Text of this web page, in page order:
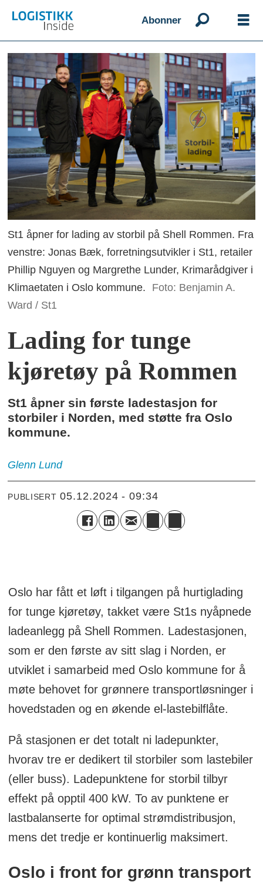
Abonner
St1 åpner for lading av storbil på Shell Rommen. Fra
venstre: Jonas Bæk, forretningsutvikler i St1, retailer
Phillip Nguyen og Margrethe Lunder, Krimarådgiver i
Klimaetaten i Oslo kommune.
Foto: Benjamin A.
Ward / St1
Lading for tunge
kjøretøy på Rommen
St1 åpner sin første ladestasjon for
storbiler i Norden, med støtte fra Oslo
kommune.
Glenn Lund
PUBLISERT 05.12.2024 - 09:34
Oslo har fått et løft i tilgangen på hurtiglading
for tunge kjøretøy, takket være St1s nyåpnede
ladeanlegg på Shell Rommen. Ladestasjonen,
som er den første av sitt slag i Norden, er
utviklet i samarbeid med Oslo kommune for å
møte behovet for grønnere transportløsninger i
hovedstaden og en økende el-lastebilflåte.
På stasjonen er det totalt ni ladepunkter,
hvorav tre er dedikert til storbiler som lastebiler
(eller buss). Ladepunktene for storbil tilbyr
effekt på opptil 400 kW. To av punktene er
lastbalanserte for optimal strømdistribusjon,
mens det tredje er kontinuerlig maksimert.
Oslo i front for grønn transport